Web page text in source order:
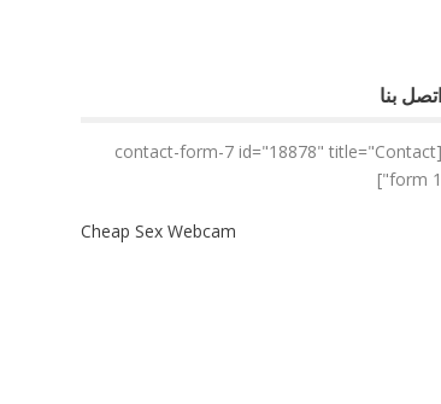
اتصل بنا
[contact-form-7 id="18878" title="Contact
form 1"]
Cheap Sex Webcam